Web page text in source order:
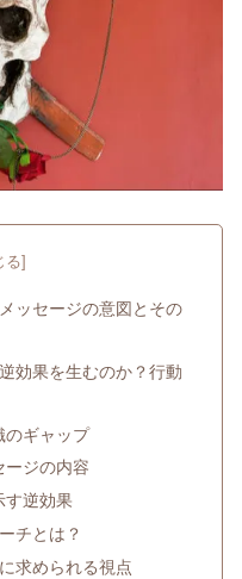
ッセージの意図とその
効果を生むのか？行動
のギャップ
ージの内容
す逆効果
チとは？
求められる視点